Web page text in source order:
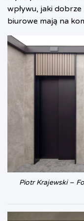
wpływu, jaki
biurowe mają na
Piotr Krajewski –